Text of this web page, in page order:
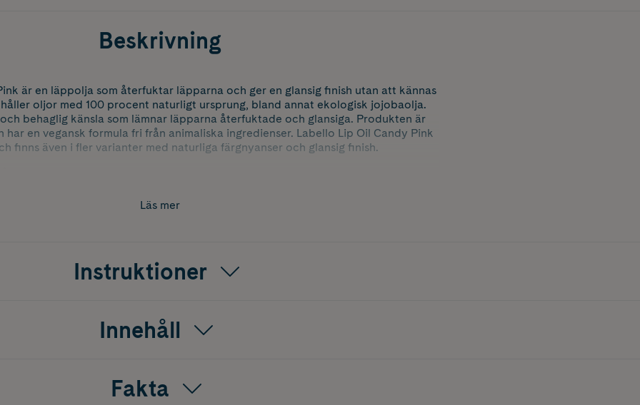
Beskrivning
är en läppolja som återfuktar läpparna och ger en glansig finish utan att kännas
oljor med 100 procent naturligt ursprung, bland annat ekologisk jojobaolja.
behaglig känsla som lämnar läpparna återfuktade och glansiga. Produkten är
en vegansk formula fri från animaliska ingredienser. Labello Lip Oil Candy Pink
finns även i fler varianter med naturliga färgnyanser och glansig finish.
Läs mer
Instruktioner
Innehåll
Fakta